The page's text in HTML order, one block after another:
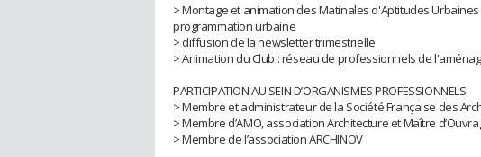
> Montage et animation des Matinales d'Aptitudes
programmation urbaine
> diffusion de la newsletter trimestrielle
> Animation du Club : réseau de professionnels de
PARTICIPATION AU SEIN D’ORGANISMES PROFESSIONNELS
> Membre et administrateur de la Société Française des
> Membre d’AMO, association Architecture et Maître
> Membre de l’association ARCHINOV